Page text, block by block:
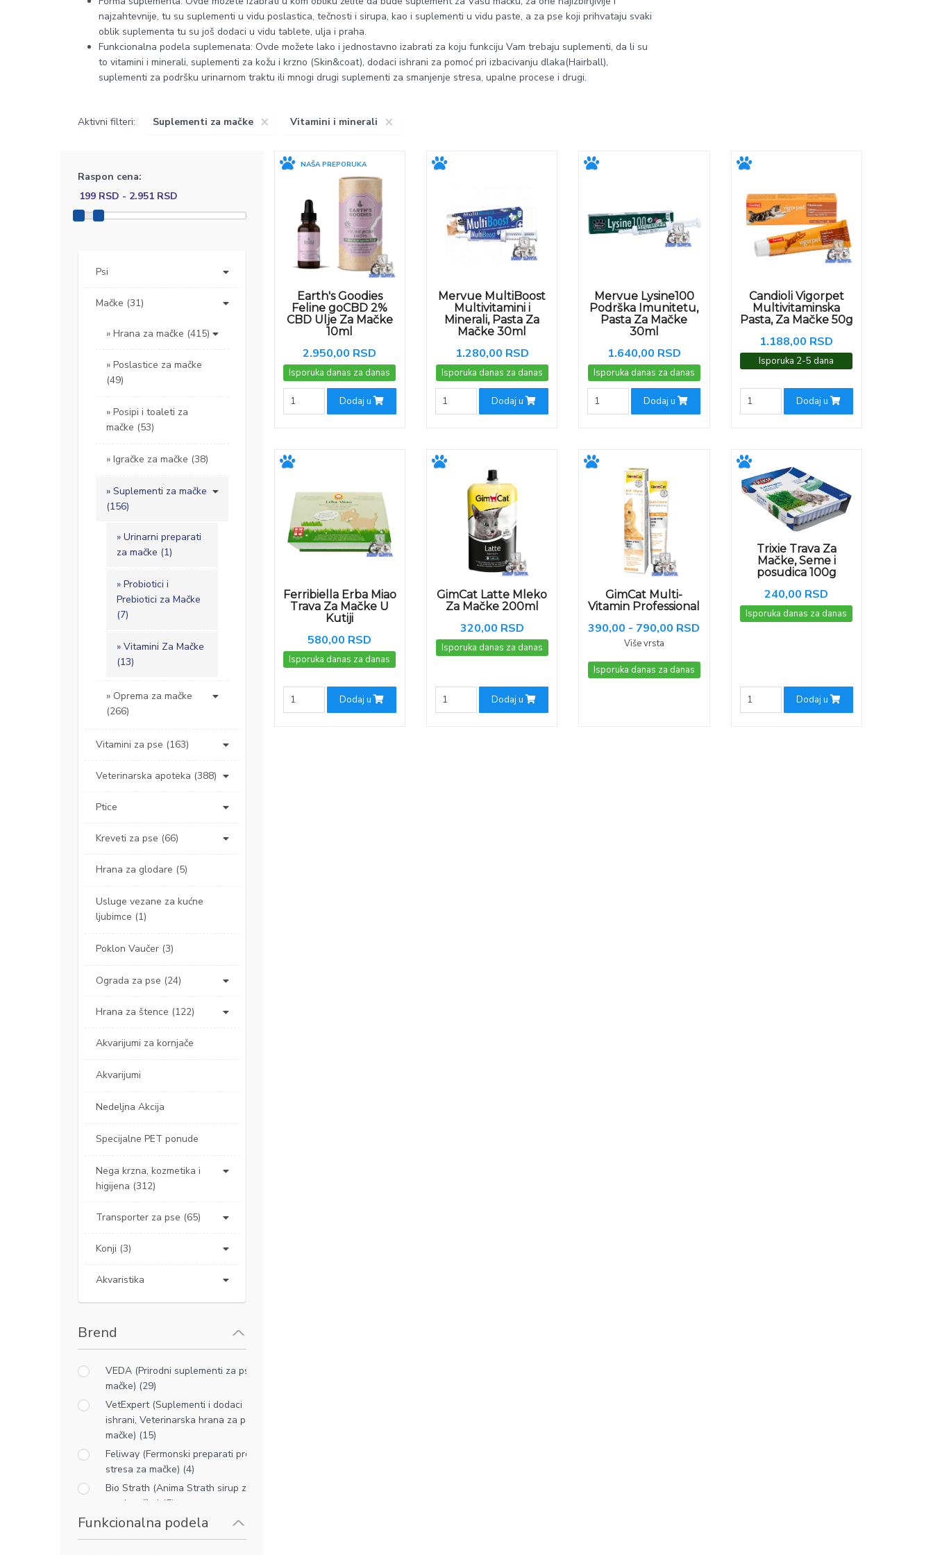
najzahtevnije, tu su suplementi u vidu poslastica, tečnosti i sirupa, kao i suplementi u vidu paste, a za pse koji prihvataju svaki
oblik suplementa tu su još dodaci u vidu tablete, ulja i praha.
Funkcionalna podela suplemenata: Ovde možete lako i jednostavno izabrati za koju funkciju Vam trebaju suplementi, da li su
to vitamini i minerali, suplementi za kožu i krzno (Skin&coat), dodaci ishrani za pomoć pri izbacivanju dlaka(Hairball),
suplementi za podršku urinarnom traktu ili mnogi drugi suplementi za smanjenje stresa, upalne procese i drugi.
Aktivni filteri: ×
Suplementi za mačke ×
Vitamini i minerali
Raspon cena:
Psi
Mačke (31)
Hrana za mačke (415)
Poslastice za mačke
(49)
Posipi i toaleti za
mačke (53)
Igračke za mačke (38)
Suplementi za mačke
(156)
Urinarni preparati
za mačke (1)
Probiotici i
Prebiotici za Mačke
(7)
Vitamini Za Mačke
(13)
Oprema za mačke
(266)
Vitamini za pse (163)
Veterinarska apoteka (388)
Ptice
Kreveti za pse (66)
Hrana za glodare (5)
Usluge vezane za kućne
ljubimce (1)
Poklon Vaučer (3)
Ograda za pse (24)
Hrana za štence (122)
Akvarijumi za kornjače
Akvarijumi
Nedeljna Akcija
Specijalne PET ponude
Nega krzna, kozmetika i
higijena (312)
Transporter za pse (65)
Konji (3)
Akvaristika
Brend
VEDA (Prirodni suplementi za pse i
mačke) (29)
VetExpert (Suplementi i dodaci
ishrani, Veterinarska hrana za pse i
mačke) (15)
Feliway (Fermonski preparati protiv
stresa za mačke) (4)
Bio Strath (Anima Strath sirup za
pse i mačke) (5)
Vestratek (CBD ulje za pse i mačke)
(1)
Funkcionalna podela
NAŠA PREPORUKA
Earth's Goodies
Feline goCBD 2%
CBD Ulje Za Mačke
10ml
2.950,00 RSD
Isporuka danas za danas
Dodaj u
Mervue MultiBoost
Multivitamini i
Minerali, Pasta Za
Mačke 30ml
1.280,00 RSD
Isporuka danas za danas
Dodaj u
Mervue Lysine100
Podrška Imunitetu,
Pasta Za Mačke
30ml
1.640,00 RSD
Isporuka danas za danas
Dodaj u
Candioli Vigorpet
Multivitaminska
Pasta, Za Mačke 50g
1.188,00 RSD
Isporuka 2-5 dana
Dodaj u
Ferribiella Erba Miao
Trava Za Mačke U
Kutiji
580,00 RSD
Isporuka danas za danas
Dodaj u
GimCat Latte Mleko
Za Mačke 200ml
320,00 RSD
Isporuka danas za danas
Dodaj u
GimCat Multi-
Vitamin Professional
390,00 - 790,00 RSD
Više vrsta
Isporuka danas za danas
Trixie Trava Za
Mačke, Seme i
posudica 100g
240,00 RSD
Isporuka danas za danas
Dodaj u